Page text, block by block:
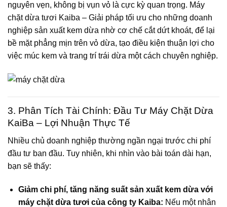
nguyên vẹn, không bị vụn vỏ là cực kỳ quan trọng. Máy
chặt dừa tươi Kaiba – Giải pháp tối ưu cho những doanh
nghiệp sản xuất kem dừa nhờ cơ chế cắt dứt khoát, để lại
bề mặt phẳng mịn trên vỏ dừa, tạo điều kiện thuận lợi cho
việc múc kem và trang trí trái dừa một cách chuyên nghiệp.
3. Phân Tích Tài Chính: Đầu Tư Máy Chặt Dừa
KaiBa – Lợi Nhuận Thực Tế
Nhiều chủ doanh nghiệp thường ngần ngại trước chi phí
đầu tư ban đầu. Tuy nhiên, khi nhìn vào bài toán dài hạn,
bạn sẽ thấy:
Giảm chi phí, tăng năng suất sản xuất kem dừa với
máy chặt dừa tươi của công ty Kaiba: Nếu một nhân